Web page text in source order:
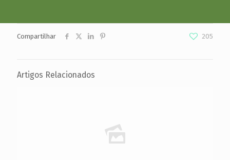
Compartilhar 205
Artigos Relacionados